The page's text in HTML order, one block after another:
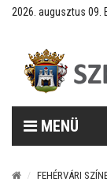
2026. augusztus 09.
MENÜ
FEHÉRVÁRI